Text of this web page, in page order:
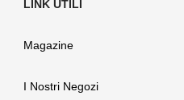
Magazine
I Nostri Negozi